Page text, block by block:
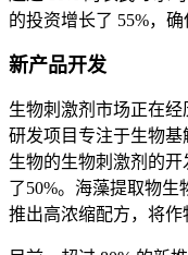
的投资增长了 55%，
新产品开发
生物刺激剂市场正在
研发项目专注于生物基
生物的生物刺激剂的
了50%。海藻提取物生
推出高浓缩配方，将作